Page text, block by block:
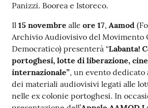
Panizzi. Boorea e Istoreco.
Il 15 novembre alle ore 17, Aamod
Archivio Audiovisivo del Movimento
Democratico) presenterà “Labanta!
portoghesi, lotte di liberazione,
internazionale”, un evento dedicato
dei materiali audiovisivi legati alle
nelle ex colonie portoghesi. In